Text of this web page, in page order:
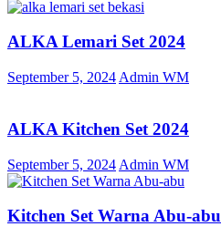
ALKA Lemari Set 2024
September 5, 2024 Admin WM
ALKA Kitchen Set 2024
September 5, 2024 Admin WM
Kitchen Set Warna Abu-abu